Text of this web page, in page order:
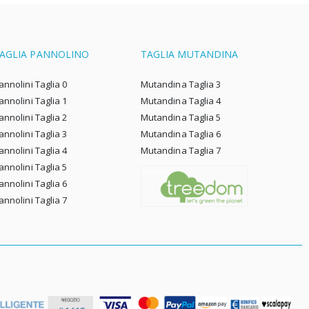
PANNOLINO
Taglia 0
Taglia 1
Taglia 2
Taglia 3
Taglia 4
Taglia 5
Taglia 6
Taglia 7
TAGLIA MUTANDINA
Mutandina Taglia 3
Mutandina Taglia 4
Mutandina Taglia 5
Mutandina Taglia 6
Mutandina Taglia 7